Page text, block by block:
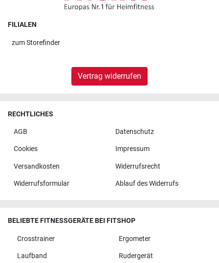
FILIALEN
zumStorefinder
Vertrag widerrufen
RECHTLICHES
AGB Datenschutz
Cookies Impressum
Versandkosten Widerrufsrecht
Widerrufsformular Ablauf des Widerrufs
BELIEBTE FITNESSGERÄTE BEI FITSHOP
Crosstrainer Ergometer
Laufband Rudergerät